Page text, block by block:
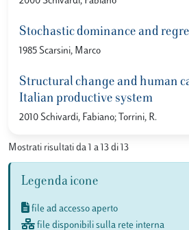
Stochastic dominance and
1985 Scarsini, Marco
Structural change and human
Italian productive system
2010 Schivardi, Fabiano; Torrini, R.
Mostrati risultati da 1 a 13 di 13
Legenda icone
file ad accesso aperto
file disponibili sulla rete interna